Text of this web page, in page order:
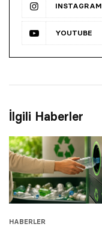
INSTAGRAM
YOUTUBE
İlgili Haberler
HABERLER